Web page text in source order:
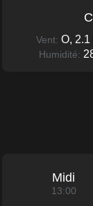
Vent: O, 2.1
Humidité:
Midi
13:00